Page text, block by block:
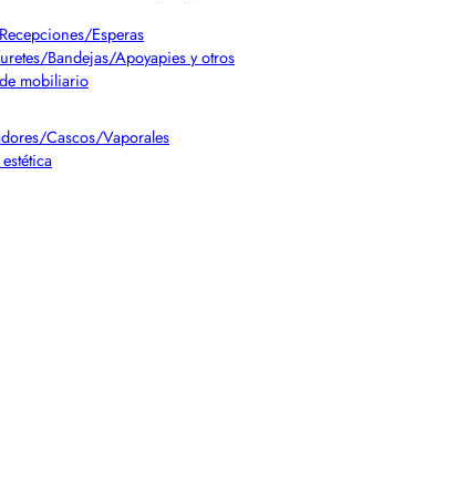
Esperas
Bandejas/Apoyapies y otros
mobiliario
Cascos/Vaporales